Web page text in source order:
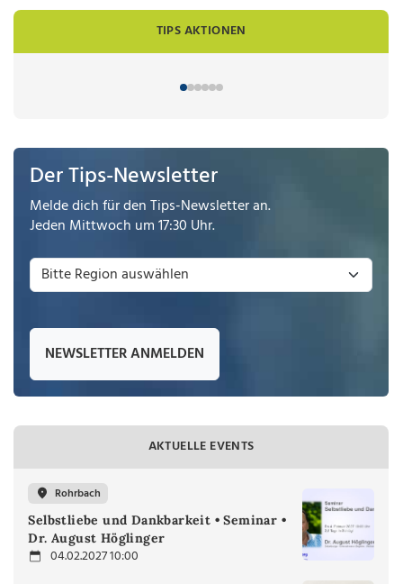
TIPS AKTIONEN
Der Tips-Newsletter
Melde dich für den Tips-Newsletter an.
Jeden Mittwoch um 17:30 Uhr.
NEWSLETTER ANMELDEN
AKTUELLE EVENTS
Rohrbach
Selbstliebe und Dankbarkeit • Seminar •
Dr. August Höglinger
04.02.2027 10:00